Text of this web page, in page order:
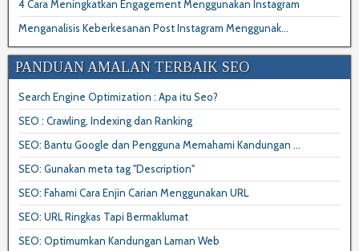
4 Cara Meningkatkan Engagement Menggunakan Instagram
Menganalisis Keberkesanan Post Instagram Menggunak...
PANDUAN AMALAN TERBAIK SEO
Search Engine Optimization : Apa itu Seo?
SEO : Crawling, Indexing dan Ranking
SEO: Bantu Google dan Pengguna Memahami Kandungan ...
SEO: Gunakan meta tag "Description"
SEO: Fahami Cara Enjin Carian Menggunakan URL
SEO: URL Ringkas Tapi Bermaklumat
SEO: Optimumkan Kandungan Laman Web